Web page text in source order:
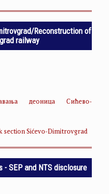
Reconstruction of
railway
деоница Сићево-
section Sićevo-Dimitrovgrad
- SEP and NTS disclosure